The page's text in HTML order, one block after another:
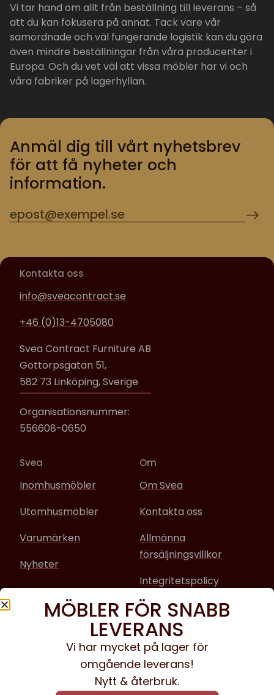
Vi tar hand om allt från beställning till leverans – så
att du kan fokusera på annat. Tack vare vår
samordnade och väl fungerande logistik kan du göra
även mindre beställningar från våra producenter i
Europa. Och du vet väl att vissa möbler har vi och
våra fabriker på lagerhyllan.
Anmäl dig till vårt nyhetsbrev
för att få nyheter och
information.
Kontakta oss
info@sveacontract.se
+46 (0)13-4705080
Svea Contract Furniture AB
Gottorpsgatan 51,
582 73 Linköping, Sverige
Organisationsnummer:
556608-0650
Svea
Inomhusmöbler
Utomhusmöbler
Varumärken
Nyheter
Om
Om Svea
Kontakta oss
Allmänna
försäljningsvillkor
Integritetspolicy
Sociala media
Facebook
Instagram
MÖBLER FÖR SNABB
LEVERANS
Vi har mycket på lager för
omgående leverans!
Nytt & återbruk.